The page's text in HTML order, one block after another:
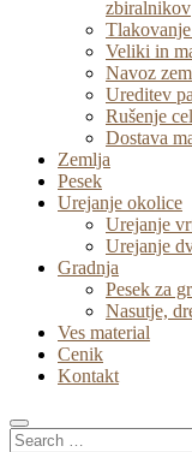
zbiralnikov
Veliki in
Navoz
Ureditev
Rušenje
Dostava
Zemlja
Pesek
Urejanje okolice
Urejanje
Urejanje
Gradnja
Pesek za
Nasutje,
Ves material
Cenik
Kontakt